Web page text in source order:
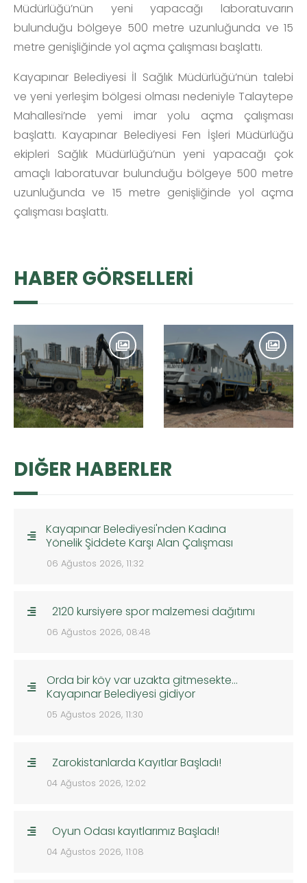
Müdürlüğü’nün yeni yapacağı laboratuvarın
bulunduğu bölgeye 500 metre uzunluğunda ve 15
metre genişliğinde yol açma çalışması başlattı.
Kayapınar Belediyesi İl Sağlık Müdürlüğü’nün talebi
ve yeni yerleşim bölgesi olması nedeniyle Talaytepe
Mahallesi’nde yemi imar yolu açma çalışması
başlattı. Kayapınar Belediyesi Fen İşleri Müdürlüğü
ekipleri Sağlık Müdürlüğü’nün yeni yapacağı çok
amaçlı laboratuvar bulunduğu bölgeye 500 metre
uzunluğunda ve 15 metre genişliğinde yol açma
çalışması başlattı.
HABER GÖRSELLERİ
DIĞER HABERLER
Kayapınar Belediyesi'nden Kadına
Yönelik Şiddete Karşı Alan Çalışması
06 Ağustos 2026, 11:32
2120 kursiyere spor malzemesi dağıtımı
06 Ağustos 2026, 08:48
Orda bir köy var uzakta gitmesekte…
Kayapınar Belediyesi gidiyor
05 Ağustos 2026, 11:30
Zarokistanlarda Kayıtlar Başladı!
04 Ağustos 2026, 12:02
Oyun Odası kayıtlarımız Başladı!
04 Ağustos 2026, 11:08